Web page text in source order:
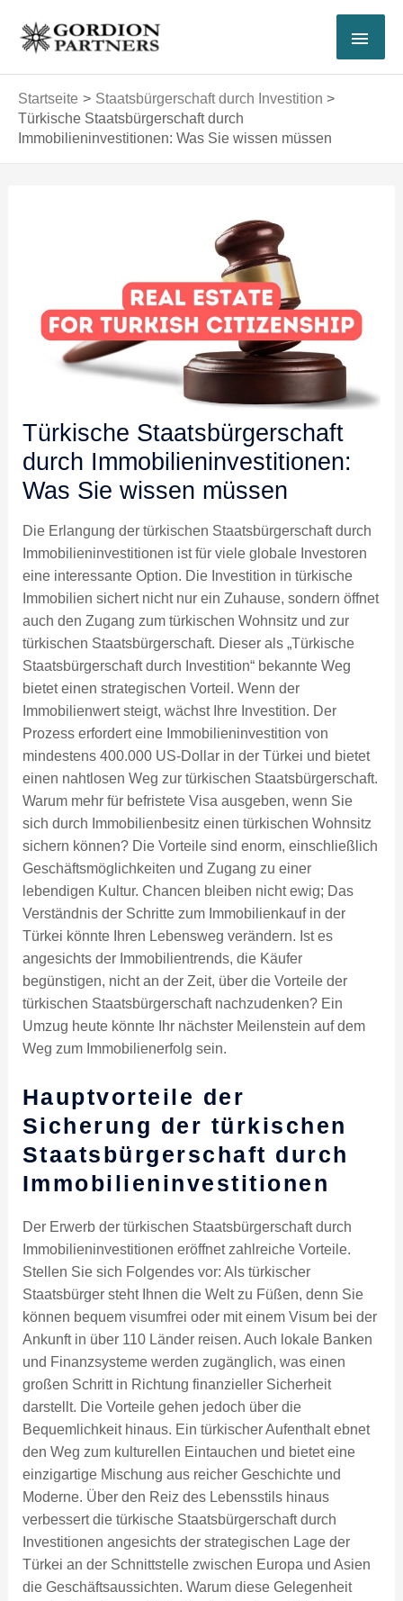
Inhalt
springen
Startseite
Staatsbürgerschaft durch Investition
Türkische Staatsbürgerschaft durch
Immobilieninvestitionen: Was Sie wissen müssen
Türkische Staatsbürgerschaft
durch Immobilieninvestitionen:
Was Sie wissen müssen
Die Erlangung der türkischen Staatsbürgerschaft durch
Immobilieninvestitionen ist für viele globale Investoren
eine interessante Option. Die Investition in türkische
Immobilien sichert nicht nur ein Zuhause, sondern öffnet
auch den Zugang zum türkischen Wohnsitz und zur
türkischen Staatsbürgerschaft. Dieser als „Türkische
Staatsbürgerschaft durch Investition“ bekannte Weg
bietet einen strategischen Vorteil. Wenn der
Immobilienwert steigt, wächst Ihre Investition. Der
Prozess erfordert eine Immobilieninvestition von
mindestens 400.000 US-Dollar in der Türkei und bietet
einen nahtlosen Weg zur türkischen Staatsbürgerschaft.
Warum mehr für befristete Visa ausgeben, wenn Sie
sich durch Immobilienbesitz einen türkischen Wohnsitz
sichern können? Die Vorteile sind enorm, einschließlich
Geschäftsmöglichkeiten und Zugang zu einer
lebendigen Kultur. Chancen bleiben nicht ewig; Das
Verständnis der Schritte zum Immobilienkauf in der
Türkei könnte Ihren Lebensweg verändern. Ist es
angesichts der Immobilientrends, die Käufer
begünstigen, nicht an der Zeit, über die Vorteile der
türkischen Staatsbürgerschaft nachzudenken? Ein
Umzug heute könnte Ihr nächster Meilenstein auf dem
Weg zum Immobilienerfolg sein.
Hauptvorteile der
Sicherung der türkischen
Staatsbürgerschaft durch
Immobilieninvestitionen
Der Erwerb der türkischen Staatsbürgerschaft durch
Immobilieninvestitionen eröffnet zahlreiche Vorteile.
Stellen Sie sich Folgendes vor: Als türkischer
Staatsbürger steht Ihnen die Welt zu Füßen, denn Sie
können bequem visumfrei oder mit einem Visum bei der
Ankunft in über 110 Länder reisen. Auch lokale Banken
und Finanzsysteme werden zugänglich, was einen
großen Schritt in Richtung finanzieller Sicherheit
darstellt. Die Vorteile gehen jedoch über die
Bequemlichkeit hinaus. Ein türkischer Aufenthalt ebnet
den Weg zum kulturellen Eintauchen und bietet eine
einzigartige Mischung aus reicher Geschichte und
Moderne. Über den Reiz des Lebensstils hinaus
verbessert die türkische Staatsbürgerschaft durch
Investitionen angesichts der strategischen Lage der
Türkei an der Schnittstelle zwischen Europa und Asien
die Geschäftsaussichten. Warum diese Gelegenheit